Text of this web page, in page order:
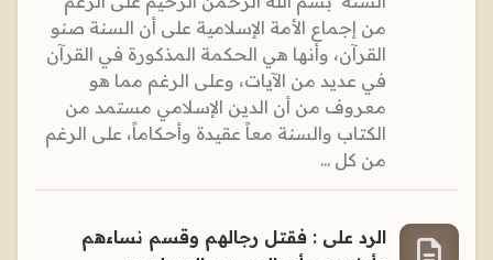
من إجماع الأمة الإسلامية على أن السنة صنو
القرآن، وأنها هي الحكمة المذكورة في القرآن
في عديد من الآيات، وعلى الرغم مما هو
معروف من أن الدين الإسلامي مستمد من
الكتاب والسنة معاً عقيدة وأحكاماً، على الرغم
من كل ...
الرد على : فقتل رجالهم وقسم نساءهم